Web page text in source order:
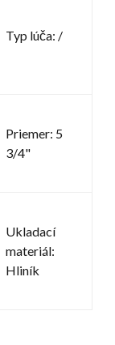
Typ lúča: /
Priemer: 5
3/4"
Ukladací
materiál:
Hliník